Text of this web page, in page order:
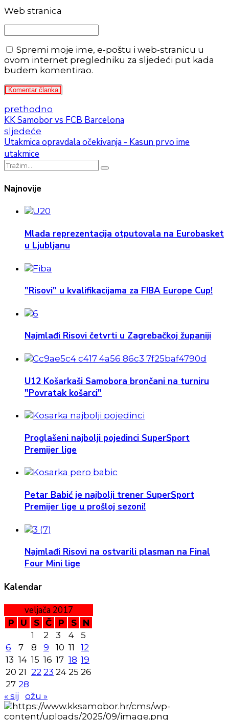
Web stranica
Spremi moje ime, e-poštu i web-stranicu u
ovom internet pregledniku za sljedeći put kada
budem komentirao.
Komentar članka
prethodno
KK Samobor vs FCB Barcelona
sljedeće
Utakmica opravdala očekivanja - Kasun prvo ime
utakmice
Najnovije
Mlada reprezentacija otputovala na Eurobasket
u Ljubljanu
"Risovi" u kvalifikacijama za FIBA Europe Cup!
Najmlađi Risovi četvrti u Zagrebačkoj županiji
U12 Košarkaši Samobora brončani na turniru
"Povratak košarci"
Proglašeni najbolji pojedinci SuperSport
Premijer lige
Petar Babić je najbolji trener SuperSport
Premijer lige u prošloj sezoni!
Najmlađi Risovi na ostvarili plasman na Final
Four Mini lige
Kalendar
veljača 2017
P U S Č P S
N
1
2 3 4
5
6
7 8 9 10 11
12
13 14 15 16 17 18 19
20 21 22 23 24 25 26
27 28
« sij
ožu »